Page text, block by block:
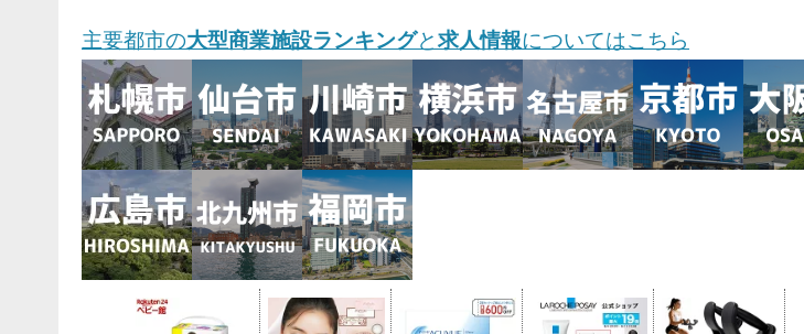
主要都市の大型商業施設ランキングと求人情報についてはこちら